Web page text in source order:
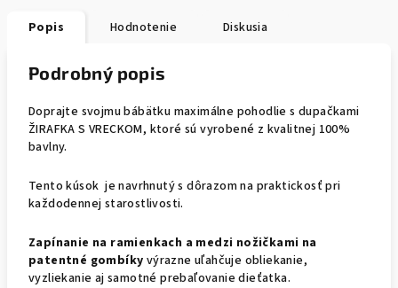
Popis Hodnotenie Diskusia
Podrobný popis
Doprajte svojmu bábätku maximálne pohodlie s dupačkami
ŽIRAFKA S VRECKOM, ktoré sú vyrobené z kvalitnej 100%
bavlny.
Tento kúsok je navrhnutý s dôrazom na praktickosť pri
každodennej starostlivosti.
Zapínanie na ramienkach a medzi nožičkami na
patentné gombíky výrazne uľahčuje obliekanie,
vyzliekanie aj samotné prebaľovanie dieťatka.